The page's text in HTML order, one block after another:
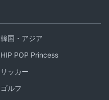
韓国・アジア
HIP POP Princess
サッカー
ゴルフ